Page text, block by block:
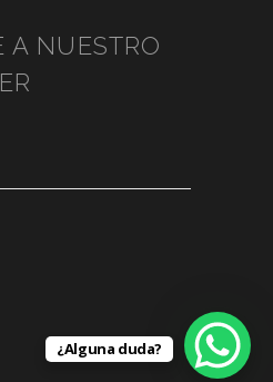
A NUESTRO
¿Alguna duda?